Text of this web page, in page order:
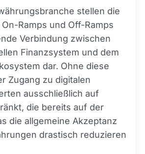
stellen die
Ramps und Off-Ramps
Verbindung zwischen
Finanzsystem und dem
dar. Ohne diese
Zugang zu digitalen
ausschließlich auf
die bereits auf der
die allgemeine Akzeptanz
drastisch reduzieren